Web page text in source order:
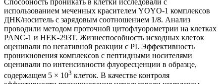
использованием меченных красителем YOYO-1 комплексов
ДНК/носитель с зарядовым соотношением 1/8. Анализ
проводили методом проточной цитофлуорометрии на клетках
PANC-1 и HEK-293T. Жизнеспособность исходных клеток
оценивали по негативной реакции с PI. Эффективность
проникновения комплексов с пептидными носителями
оценивали по интенсивности флуоресценции в образце,
содержащем 5 × 103 клеток. В качестве контроля